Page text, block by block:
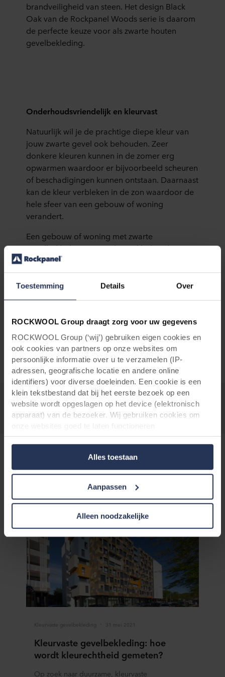
Toestemming Details Over
ROCKWOOL Group draagt zorg voor uw gegevens
ROCKWOOL Group (‘wij’) gebruiken eigen cookies en
ook cookies van partners op onze websites om
persoonlijke informatie over u te verzamelen (IP-
adressen, geografische locatie en andere online
identifiers) voor diverse doeleinden. Een cookie is een
klein tekstbestand dat bij het eerste bezoek op een
website wordt opgeslagen op het device (elektronisch
apparaat) van de bezoeker. Wij gebruiken cookies om
(‘Noodzakelijke’), om uw instellingen te onthouden en uw
gebruikerservaring te verbeteren (‘Functionele’), om uw
gedrag te analyseren en op basis daarvan de websites te
optimaliseren (‘Statistische’), en om onze content en
stemmen op uw gedrag op onze websites (‘Marketing’).
Functionele cookies plaatsen we altijd. Deze zijn namelijk
noodzakelijk om de website goed te laten werken en
verwerken geen persoonsgegevens anders dan voor het
doel waarvoor deze persoonsgegevens worden ingevuld.
Niet-functionele cookies verwerken persoonsgegevens
buiten uw zichtsveld. Daarom vragen wij altijd uw
toestemming voor wij deze cookies plaatsen. Informatie
over uw gebruik van onze websites kan worden verstrekt
aan onze social media-, advertentie- en analysepartners.
Zij kunnen deze gegevens combineren met andere
zij hebben verzameld op basis van uw gebruik van hun
onveilige derde landen, waaronder de Verenigde Staten.
Door cookies te accepteren, erkent u ook dat deze
gegevensoverdracht plaatsvindt, ondanks dat het
Alles toestaan
Aanpassen
Alleen noodzakelijke
brandveiligheid van steen. Het design Black
Oak van de Rockpanel Woods serie is daarom
de perfecte keuze voor als zwarte houten
gevelbekleding.
Onderhoudsvriendelijk en kleurvast
Natuurlijk wil je de prachtige diepe kleur van
jouw zwarte gevel ook behouden. Zeer
donkere kleuren kunnen in de zomer erg
opwarmen waardoor er bijvoorbeeld scheuren
of beschadigingen kunnen ontstaan. Daarnaast
kan de kleur verbleken in de zon waardoor de
hele sfeer van een gebouw of woning
verandert.
Een gebouw of woning met zwarte
gevelbekleding van Rockpanel behoudt op
lange termijn zijn oorspronkelijke uitstraling.
Alle gevelpanelen zijn afgewerkt met een
hoogwaardige coating op waterbasis. Deze
eenoptimale kleurechtheid. Uw zwarte gevel
blijft hierdoor zeer lang mooi en heeft
nauwelijks onderhoud nodig.
Andere relevante artikelen
Kleurvaste gevelbekleding 31 mei 2021
Kleurvaste gevelbekleding: hoe
wordt kleurechtheid gemeten?
Op zoek naar duurzame, kleurvaste